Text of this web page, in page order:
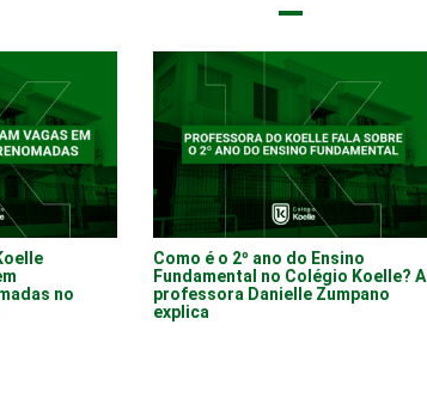
no
Como é o 2º ano do Ensino
Fundamental no Colégio Koelle? A
professora Danielle Zumpano
explica